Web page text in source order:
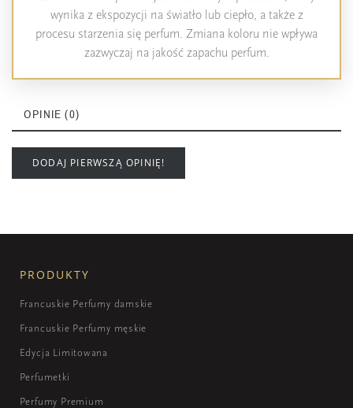
wynika z ekspozycji na światło lub ciepło, a także z
procesu starzenia się perfum. Zmiana koloru nie wpływa
zazwyczaj na jakość zapachu perfum.
OPINIE (0)
DODAJ PIERWSZĄ OPINIĘ!
PRODUKTY
Francuskie Perfumy damskie
Francuskie Perfumy męskie
Edycja Limitowana
Perfumetki
Perfumy Premium